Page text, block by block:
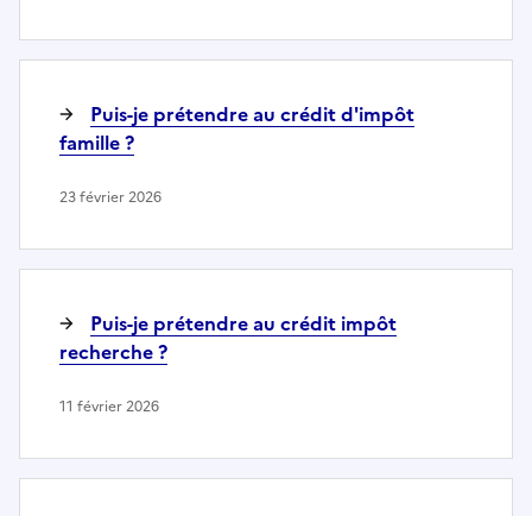
Puis-je prétendre au crédit d'impôt
famille ?
23 février 2026
Puis-je prétendre au crédit impôt
recherche ?
11 février 2026